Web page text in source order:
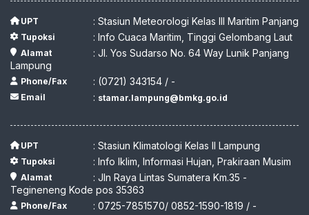
UPT : Stasiun Meteorologi Kelas III Maritim Panjang
Tupoksi : Info Cuaca Maritim, Tinggi Gelombang Laut
Alamat
: Jl. Yos Sudarso No. 64 Way Lunik Panjang
Lampung
Phone/Fax : (0721) 343154 / -
Email : stamar.lampung@bmkg.go.id
UPT : Stasiun Klimatologi Kelas II Lampung
Tupoksi : Info Iklim, Informasi Hujan, Prakiraan Musim
Alamat
: Jln Raya Lintas Sumatera Km.35 -
Tegineneng Kode pos 35363
Phone/Fax : 0725-7851570/ 0852-1590-1819 / -